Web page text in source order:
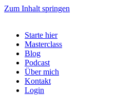
Zum Inhalt springen
Starte hier
Masterclass
Blog
Podcast
Über mich
Kontakt
Login